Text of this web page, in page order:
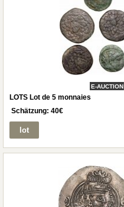
E-AUCTION
LOTS Lot de 5 monnaies
Schätzung: 40€
lot